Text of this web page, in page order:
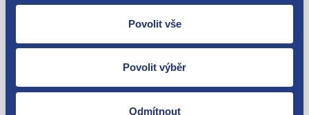
Povolit vše
Povolit výběr
Odmítnout
Zboží můžete vrátit do 60 dnů od
zakoupení. Nebo vám pošleme náhradu.